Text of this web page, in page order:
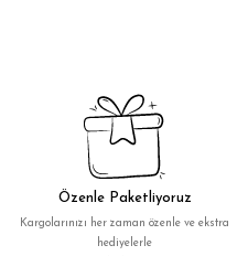
Özenle Paketliyoruz
Kargolarınızı her zaman özenle ve ekstra
hediyelerle